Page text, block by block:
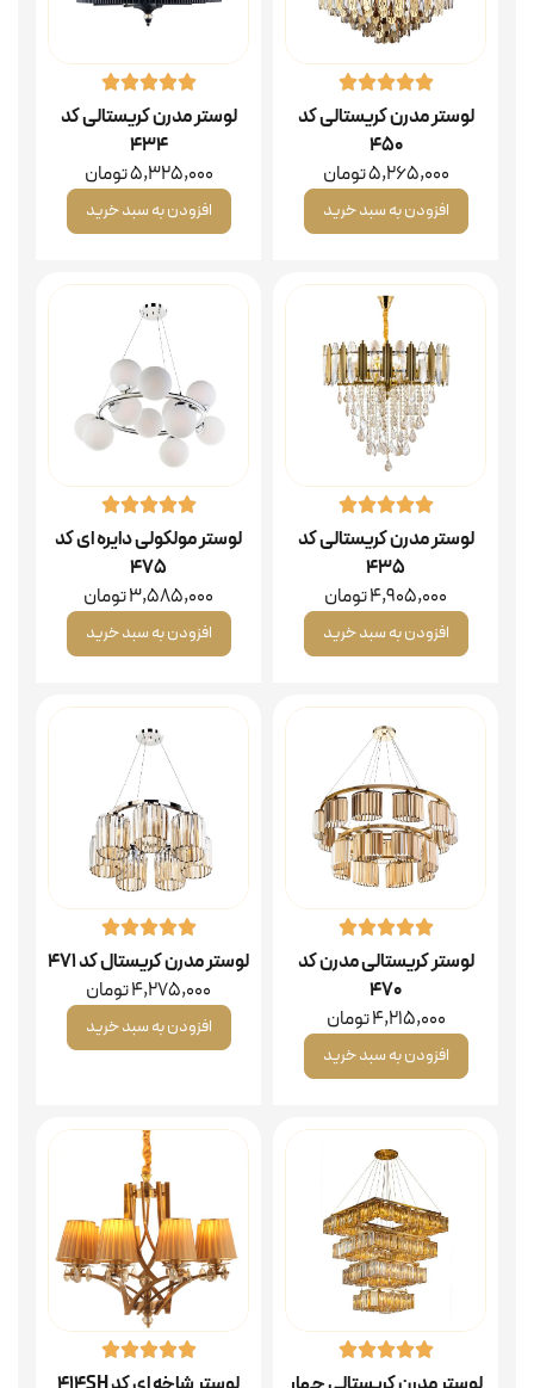
لوستر مدرن کریستالی کد
۴۵۰
5,265,000تومان
افزودن به سبد خرید
لوستر مدرن کریستالی کد
۴۳۴
5,325,000تومان
افزودن به سبد خرید
لوستر مدرن کریستالی کد
۴۳۵
4,905,000تومان
افزودن به سبد خرید
لوستر مولکولی دایره ای کد
۴۷۵
3,585,000تومان
افزودن به سبد خرید
لوستر کریستالی مدرن کد
۴۷۰
4,215,000تومان
افزودن به سبد خرید
لوستر مدرن کریستال کد ۴۷۱
4,275,000تومان
افزودن به سبد خرید